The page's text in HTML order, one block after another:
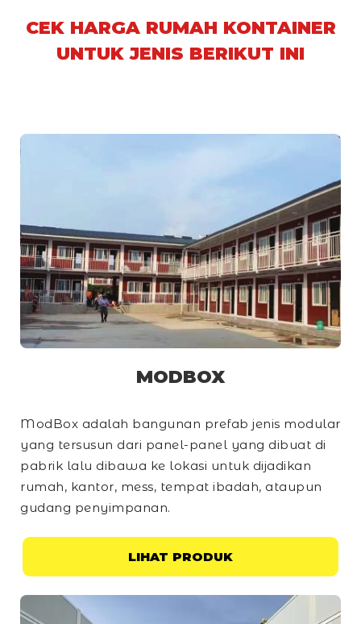
CEK HARGA RUMAH KONTAINER
UNTUK JENIS BERIKUT INI
MODBOX
ModBox adalah bangunan prefab jenis modular
yang tersusun dari panel-panel yang dibuat di
pabrik lalu dibawa ke lokasi untuk dijadikan
rumah, kantor, mess, tempat ibadah, ataupun
gudang penyimpanan.
LIHAT PRODUK